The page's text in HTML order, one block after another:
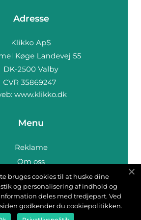
Adresse
www.klikko.dk
Menu
Reklame
Om oss
Cookies
Kontakt Oss
Sitemap
bruges cookies til at huske dine
og personalisering af indhold og
deles med tredjepart. Ved
godkender du cookiepolitikken.